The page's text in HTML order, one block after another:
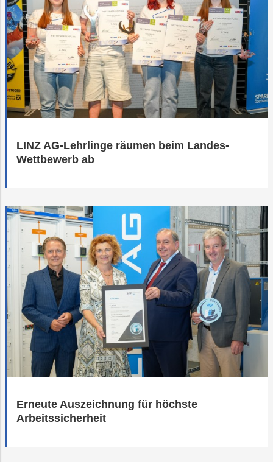
LINZ AG-Lehrlinge räumen beim Landes-
Wettbewerb ab
Erneute Auszeichnung für höchste
Arbeitssicherheit